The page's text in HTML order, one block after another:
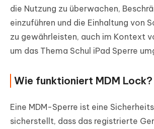
die Nutzung zu überwachen,
einzuführen und die Einhaltung von
zu gewährleisten, auch im Kontext
um das Thema Schul iPad Sperre
Wie funktioniert MDM Lock?
Eine MDM-Sperre ist eine
sicherstellt, dass das registrierte